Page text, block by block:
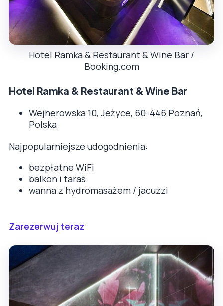
Hotel Ramka & Restaurant & Wine Bar /
Booking.com
Hotel Ramka & Restaurant & Wine Bar
Wejherowska 10, Jeżyce, 60-446 Poznań,
Polska
Najpopularniejsze udogodnienia:
bezpłatne WiFi
balkon i taras
wanna z hydromasażem / jacuzzi
Zarezerwuj teraz